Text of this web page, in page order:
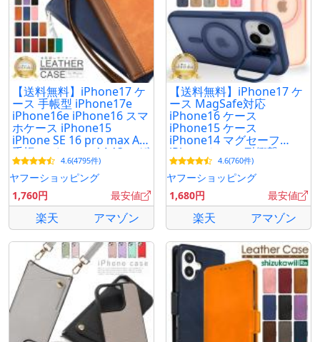
【送料無料】iPhone17 ケ
ース 手帳型 iPhone17e
iPhone16e iPhone16 スマ
ホケース iPhone15
iPhone SE 16 pro max Air
手帳 アイフォン14 13 レザ
ーケース シズカウィル
4.6(4795件)
ヤフーショッピング
1,760円
最安値
楽天 アマゾン
【送料無料】iPhone17 ケ
ース MagSafe対応
iPhone16 ケース
iPhone15 ケース
iPhone14 マグセーフ
iPhoneケース 耐衝撃 スマ
ホケース スタンド ハイブ
リッド5 シズカウィルRe
4.6(760件)
ヤフーショッピング
1,680円
最安値
楽天 アマゾン